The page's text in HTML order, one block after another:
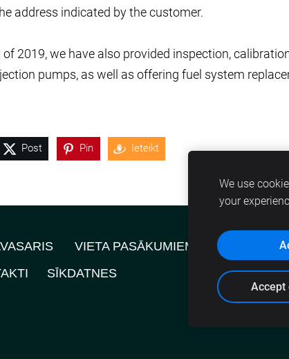
address indicated by the customer.
of 2019, we have also provided inspection,
pumps, as well as offering fuel system
Post Pin Ieteikt
VIETA PASĀKUMIEM JAUNUMI
SĪKDATNES
We use
your
Accept